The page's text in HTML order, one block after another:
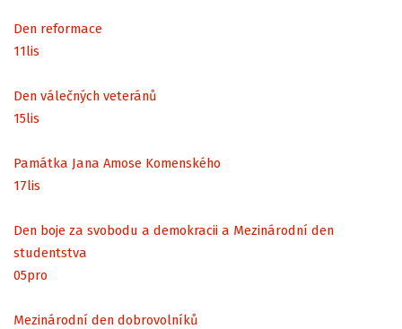
Den reformace
11lis
Den válečných veteránů
15lis
Památka Jana Amose Komenského
17lis
Den boje za svobodu a demokracii a Mezinárodní den
studentstva
05pro
Mezinárodní den dobrovolníků